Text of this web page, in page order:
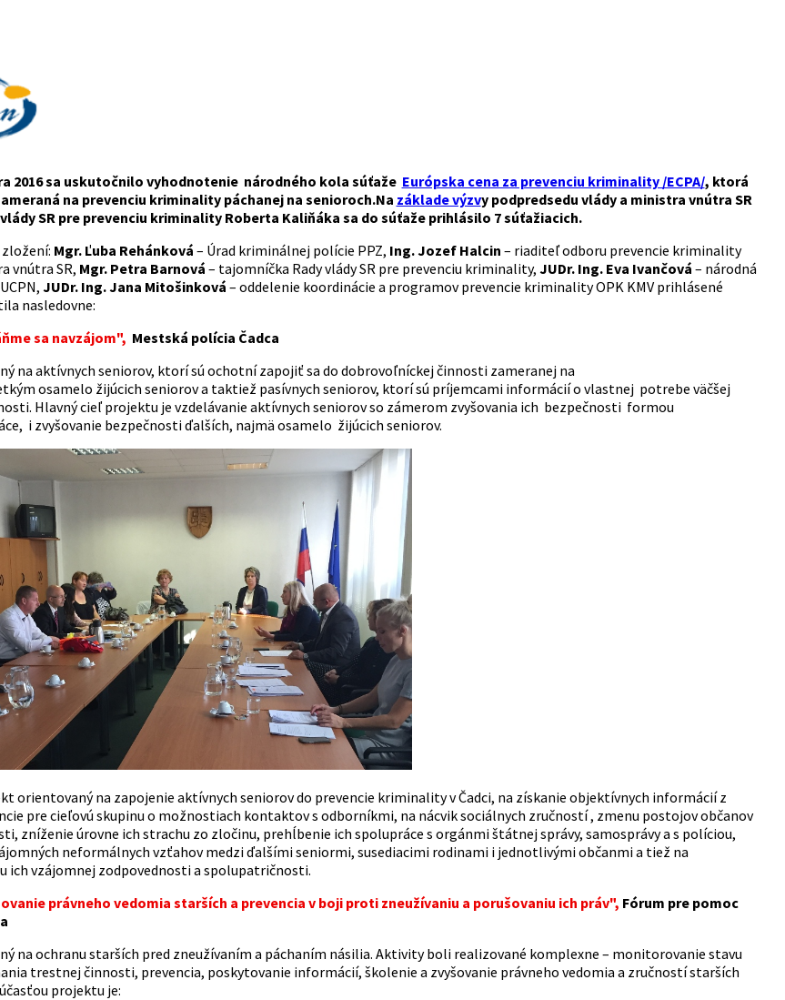
2016 sa uskutočnilo vyhodnotenie národného kola súťaže Európska cena za prevenciu kriminality /ECPA/, ktorá
na prevenciu kriminality páchanej na senioroch.Na základe výzvy podpredsedu vlády a ministra vnútra SR
SR pre prevenciu kriminality Roberta Kaliňáka sa do súťaže prihlásilo 7 súťažiacich.
Mgr. Ľuba Rehánková – Úrad kriminálnej polície PPZ, Ing. Jozef Halcin – riaditeľ odboru prevencie kriminality
vnútra SR, Mgr. Petra Barnová – tajomníčka Rady vlády SR pre prevenciu kriminality, JUDr. Ing. Eva Ivančová – národná
JUDr. Ing. Jana Mitošinková – oddelenie koordinácie a programov prevencie kriminality OPK KMV prihlásené
nasledovne:
sa navzájom", Mestská polícia Čadca
na aktívnych seniorov, ktorí sú ochotní zapojiť sa do dobrovoľníckej činnosti zameranej na
osamelo žijúcich seniorov a taktiež pasívnych seniorov, ktorí sú príjemcami informácií o vlastnej potrebe väčšej
Hlavný cieľ projektu je vzdelávanie aktívnych seniorov so zámerom zvyšovania ich bezpečnosti formou
i zvyšovanie bezpečnosti ďalších, najmä osamelo žijúcich seniorov.
orientovaný na zapojenie aktívnych seniorov do prevencie kriminality v Čadci, na získanie objektívnych informácií z
pre cieľovú skupinu o možnostiach kontaktov s odborníkmi, na nácvik sociálnych zručností , zmenu postojov občanov
zníženie úrovne ich strachu zo zločinu, prehĺbenie ich spolupráce s orgánmi štátnej správy, samosprávy a s políciou,
neformálnych vzťahov medzi ďalšími seniormi, susediacimi rodinami i jednotlivými občanmi a tiež na
ich vzájomnej zodpovednosti a spolupatričnosti.
právneho vedomia starších a prevencia v boji proti zneužívaniu a porušovaniu ich práv", Fórum pre pomoc
na ochranu starších pred zneužívaním a páchaním násilia. Aktivity boli realizované komplexne – monitorovanie stavu
trestnej činnosti, prevencia, poskytovanie informácií, školenie a zvyšovanie právneho vedomia a zručností starších
projektu je: